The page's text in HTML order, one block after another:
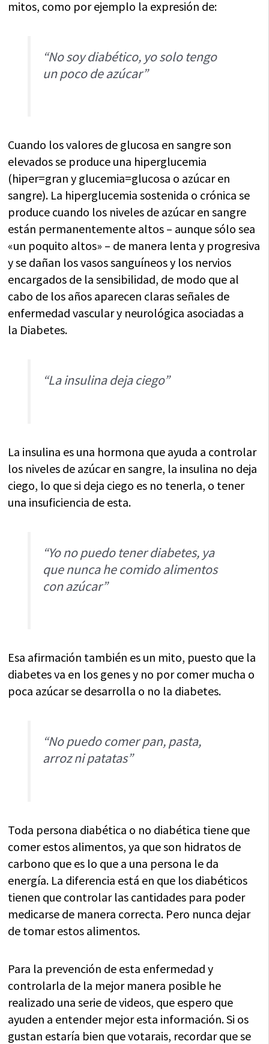
mitos, como por ejemplo la expresión de:
“No soy diabético, yo solo tengo
un poco de azúcar”
Cuando los valores de glucosa en sangre son
elevados se produce una hiperglucemia
(hiper=gran y glucemia=glucosa o azúcar en
sangre). La hiperglucemia sostenida o crónica se
produce cuando los niveles de azúcar en sangre
están permanentemente altos – aunque sólo sea
«un poquito altos» – de manera lenta y progresiva
y se dañan los vasos sanguíneos y los nervios
encargados de la sensibilidad, de modo que al
cabo de los años aparecen claras señales de
enfermedad vascular y neurológica asociadas a
la Diabetes.
“La insulina deja ciego”
La insulina es una hormona que ayuda a controlar
los niveles de azúcar en sangre, la insulina no deja
ciego, lo que si deja ciego es no tenerla, o tener
una insuficiencia de esta.
“Yo no puedo tener diabetes, ya
que nunca he comido alimentos
con azúcar”
Esa afirmación también es un mito, puesto que la
diabetes va en los genes y no por comer mucha o
poca azúcar se desarrolla o no la diabetes.
“No puedo comer pan, pasta,
arroz ni patatas”
Toda persona diabética o no diabética tiene que
comer estos alimentos, ya que son hidratos de
carbono que es lo que a una persona le da
energía. La diferencia está en que los diabéticos
tienen que controlar las cantidades para poder
medicarse de manera correcta. Pero nunca dejar
de tomar estos alimentos.
Para la prevención de esta enfermedad y
controlarla de la mejor manera posible he
realizado una serie de videos, que espero que
ayuden a entender mejor esta información. Si os
gustan estaría bien que votarais, recordar que se